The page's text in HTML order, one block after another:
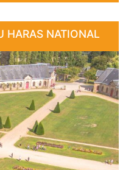
HARAS NATIONAL